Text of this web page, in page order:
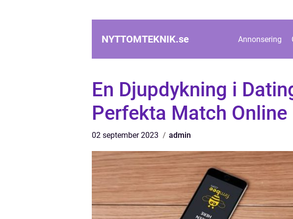
NYTTOMTEKNIK.se Annonsering
En Djupdykning i
Perfekta Match Online
02 september 2023 admin